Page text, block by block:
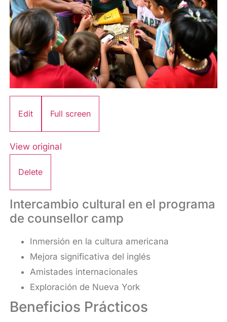
Edit Full screen
View original
Delete
Intercambio cultural en el programa
de counsellor camp
Inmersión en la cultura americana
Mejora significativa del inglés
Amistades internacionales
Exploración de Nueva York
Beneficios Prácticos